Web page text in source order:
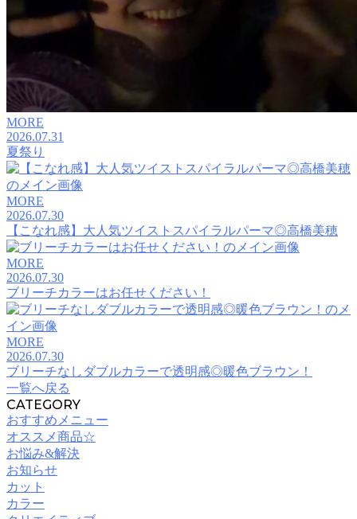
MORE
2026.07.31
夏祭り
MORE
2026.07.30
【こなれ感】大人気ツイストスパイラルパーマ◎高橋美穂
MORE
2026.07.30
ブリーチカラーはお任せください！
MORE
2026.07.30
ブリーチなしダブルカラーで透明感◎暖色ブラウン！
一覧へ戻る
CATEGORY
おすすめメニュー
オススメ商品☆
お悩み&解決
お知らせ
カット
カラー